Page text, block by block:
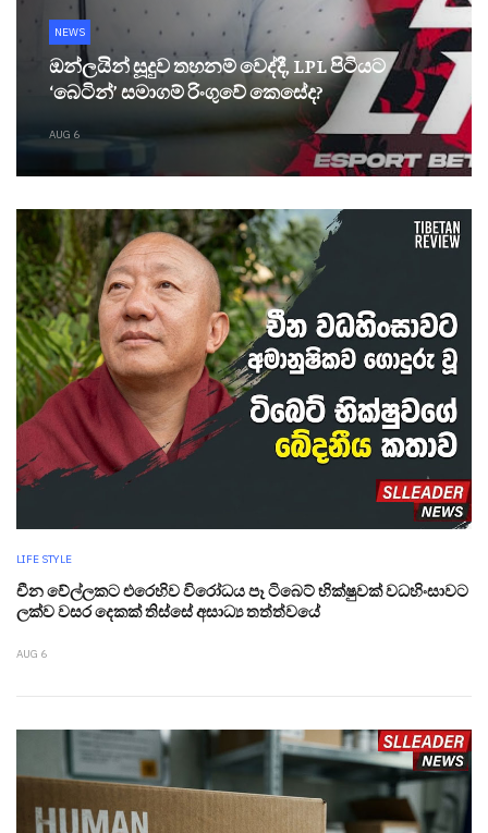
NEWS
ඔන්ලයින් සූදුව තහනම් වෙද්දී, LPL පිටියට
‘බෙටින්’ සමාගම් රිංගුවේ කෙසේද?
AUG 6
LIFE STYLE
චීන වේල්ලකට එරෙහිව විරෝධය පෑ ටිබෙට් භික්ෂුවක් වධහිංසාවට
ලක්ව වසර දෙකක් තිස්සේ අසාධ්‍ය තත්ත්වයේ
AUG 6